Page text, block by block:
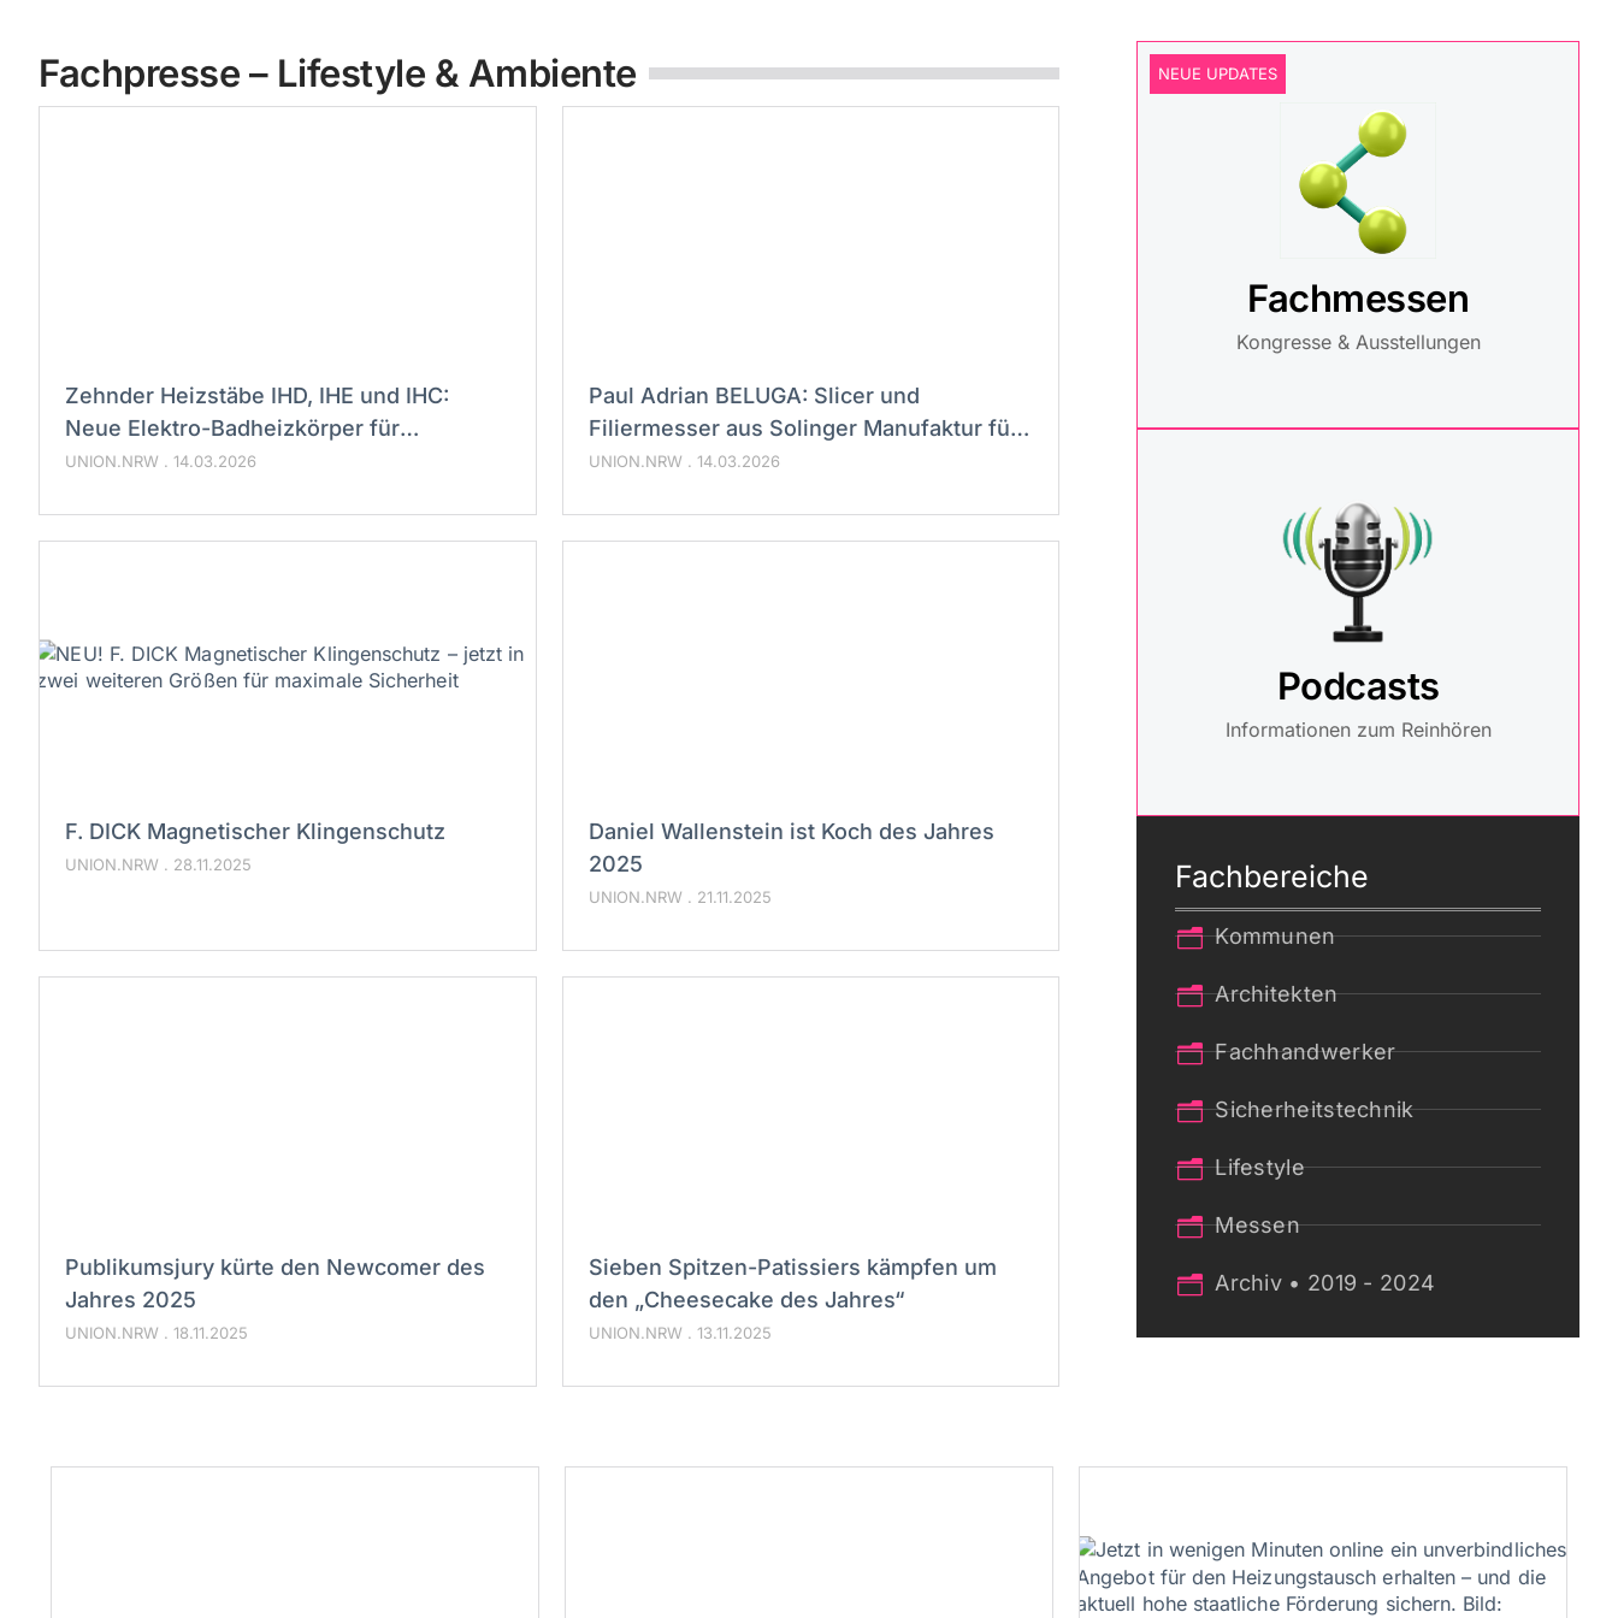
Fachpresse – Lifestyle & Ambiente
Zehnder Heizstäbe IHD, IHE und IHC:
Neue Elektro-Badheizkörper für
energieeffiziente Wärme auf Abruf
UNION.NRW 14.03.2026
Paul Adrian BELUGA: Slicer und
Filiermesser aus Solinger Manufaktur für
Fisch und Fleisch
UNION.NRW 14.03.2026
F. DICK Magnetischer Klingenschutz
UNION.NRW 28.11.2025
Daniel Wallenstein ist Koch des Jahres
2025
UNION.NRW 21.11.2025
Publikumsjury kürte den Newcomer des
Jahres 2025
UNION.NRW 18.11.2025
Sieben Spitzen-Patissiers kämpfen um
den „Cheesecake des Jahres“
UNION.NRW 13.11.2025
Fachmessen
Kongresse & Ausstellungen
NEUE UPDATES
Podcasts
Informationen zum Reinhören
Fachbereiche
Kommunen
Architekten
Fachhandwerker
Sicherheitstechnik
Lifestyle
Messen
Archiv • 2019 - 2024